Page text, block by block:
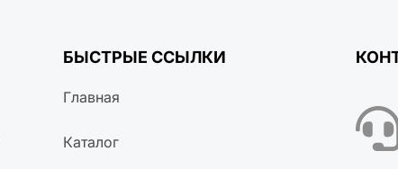
БЫСТРЫЕ ССЫЛКИ
Главная
Каталог